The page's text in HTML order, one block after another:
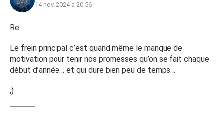
14 nov. 2024 à 20:56
Re
Le frein principal c’est quand même le manque de
motivation pour tenir nos promesses qu’on se fait chaque
début d’année… et qui dure bien peu de temps…
;)